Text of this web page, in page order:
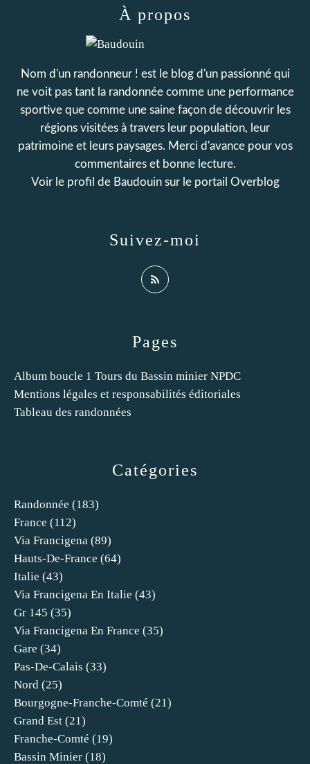
Catégories
Randonnée (183)
France (112)
Via Francigena (89)
Hauts-De-France (64)
Italie (43)
Via Francigena En Italie (43)
Gr 145 (35)
Via Francigena En France (35)
Gare (34)
Pas-De-Calais (33)
Nord (25)
Bourgogne-Franche-Comté (21)
Grand Est (21)
Franche-Comté (19)
Bassin Minier (18)
Pages
Album boucle 1 Tours du Bassin minier NPDC
Mentions légales et responsabilités éditoriales
Tableau des randonnées
Suivez-moi
À propos
Nom d'un randonneur ! est le blog d'un passionné qui
ne voit pas tant la randonnée comme une performance
sportive que comme une saine façon de découvrir les
régions visitées à travers leur population, leur
patrimoine et leurs paysages. Merci d'avance pour vos
commentaires et bonne lecture.
Voir le profil de Baudouinsur le portail Overblog